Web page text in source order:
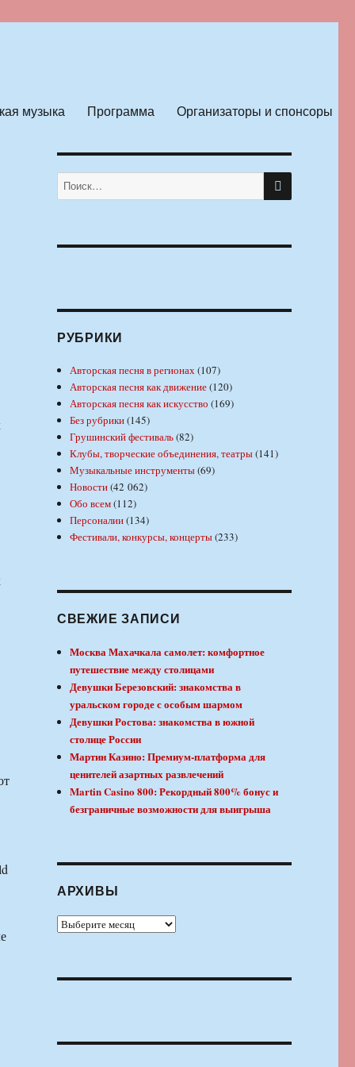
музыка Программа Организаторы и спонсоры
Искать: ПОИСК
РУБРИКИ
Авторская песня в регионах(107)
Авторская песня как движение(120)
Авторская песня как искусство (169)
Без рубрики(145)
Грушинский фестиваль(82)
Клубы, творческие объединения, театры(141)
Музыкальные инструменты(69)
Новости(42 062)
Обо всем(112)
Персоналии(134)
Фестивали, конкурсы, концерты(233)
СВЕЖИЕ ЗАПИСИ
Москва Махачкала самолет: комфортное
путешествие между столицами
Девушки Березовский: знакомства в
уральском городе с особым шармом
Девушки Ростова: знакомства в южной
столице России
Мартин Казино: Премиум-платформа для
ценителей азартных развлечений
Martin Casino 800: Рекордный 800% бонус и
безграничные возможности для выигрыша
АРХИВЫ
Архивы